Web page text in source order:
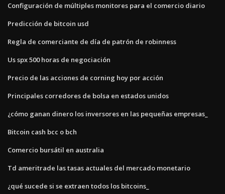
Configuración de múltiples monitores para el comercio diario
Predicción de bitcoin usd
Regla de comerciante de día de patrón de robinness
Us spx 500 horas de negociación
Precio de las acciones de corning hoy por acción
Principales corredores de bolsa en estados unidos
¿cómo ganan dinero los inversores en las pequeñas empresas_
Bitcoin cash bcc o bch
Comercio bursátil en australia
Td ameritrade las tasas actuales del mercado monetario
¿qué sucede si se extraen todos los bitcoins_